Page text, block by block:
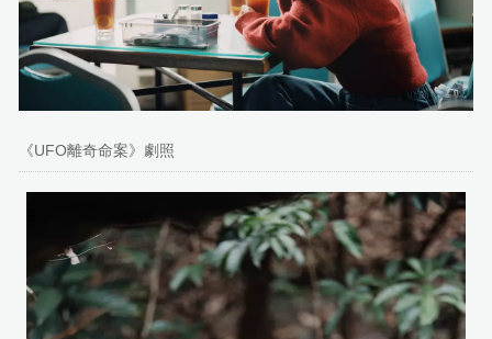
《UFO離奇命案》劇照